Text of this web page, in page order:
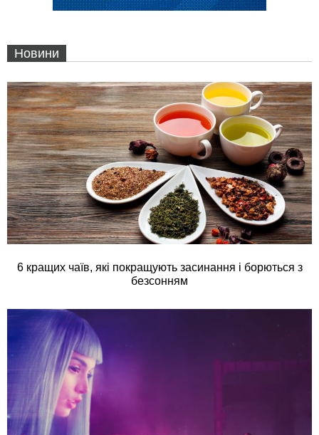
Новини
6 кращих чаїв, які покращують засинання і борються з
безсонням